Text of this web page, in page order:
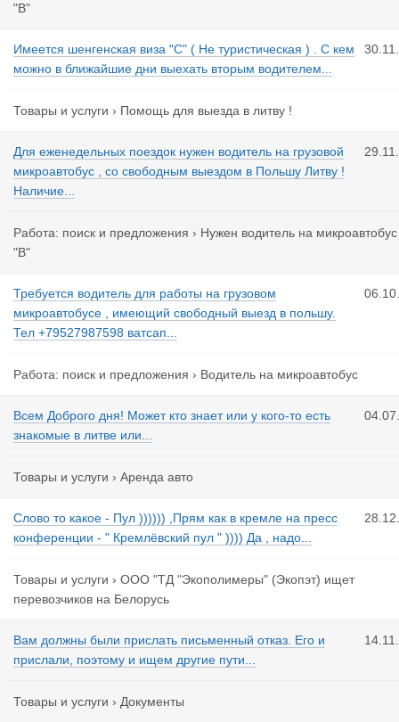
"B"
Имеется шенгенская виза "С" ( Не туристическая ) . С кем
можно в ближайшие дни выехать вторым водителем...
Товары и услуги › Помощь для выезда в литву !
Для еженедельных поездок нужен водитель на грузовой
микроавтобус , со свободным выездом в Польшу Литву !
Наличие...
Работа: поиск и предложения › Нужен водитель на микроавтобус
"B"
Требуется водитель для работы на грузовом
микроавтобусе , имеющий свободный выезд в польшу.
Тел +79527987598 ватсап...
Работа: поиск и предложения › Водитель на микроавтобус
Всем Доброго дня! Может кто знает или у кого-то есть
знакомые в литве или...
Товары и услуги › Аренда авто
Слово то какое - Пул )))))) ,Прям как в кремле на пресс
конференции - " Кремлёвский пул " )))) Да , надо...
Товары и услуги › ООО "ТД "Экополимеры" (Экопэт) ищет
перевозчиков на Белорусь
Вам должны были прислать письменный отказ. Его и
прислали, поэтому и ищем другие пути...
Товары и услуги › Документы